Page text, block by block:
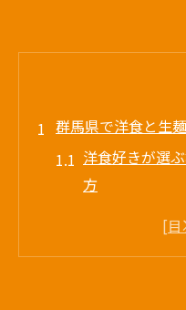
群馬県で洋食と生
洋食好きが選
方
高崎生パスタ